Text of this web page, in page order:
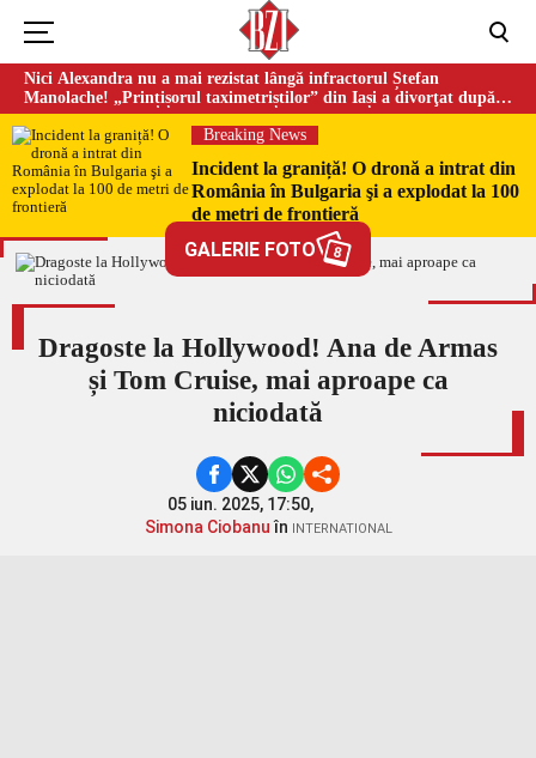
Nici Alexandra nu a mai rezistat lângă infractorul Ștefan
Manolache! „Prințișorul taximetriștilor” din Iași a divorţat după
doi ani de căsnicie
Breaking News
Incident la graniță! O dronă a intrat din
România în Bulgaria şi a explodat la 100
de metri de frontieră
GALERIE FOTO 8
Dragoste la Hollywood! Ana de Armas
și Tom Cruise, mai aproape ca
niciodată
05 iun. 2025, 17:50,
Simona Ciobanuîn INTERNATIONAL